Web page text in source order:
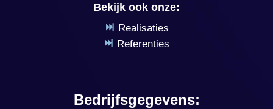
Bekijk ook onze:
Realisaties
Referenties
Bedrijfsgegevens: